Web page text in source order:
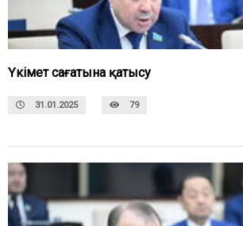
Үкімет сағатына қатысу
31.01.2025 79